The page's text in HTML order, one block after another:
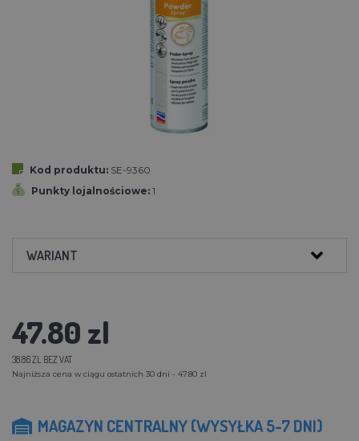
Kod produktu: SE-9360
Punkty lojalnościowe: 1
WARIANT
47.80 zl
38.86 ZL BEZ VAT
Najniższa cena w ciągu ostatnich 30 dni - 47.80 zl
MAGAZYN CENTRALNY (WYSYŁKA 5-7 DNI)